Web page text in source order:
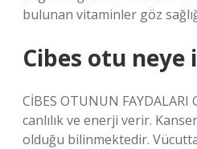
bulunan vitaminler göz
Cibes otu neye
CİBES OTUNUN
canlılık ve enerji verir.
olduğu bilinmektedir. Vücutta